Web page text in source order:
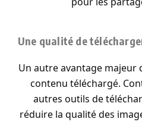
Une qualité de
Un autre avantage majeur
contenu téléchargé.
autres outils de
réduire la qualité des